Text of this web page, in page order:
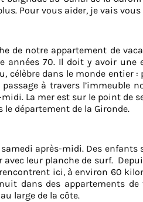
Pour vous aider, je vais
de notre appartement de
70. Il doit y avoir une
célèbre dans le monde entier
à travers l’immeuble
La mer est sur le point de
département de la Gironde.
après-midi. Des
leur planche de surf.
ici, à environ 60
dans des appartements
large de la côte.